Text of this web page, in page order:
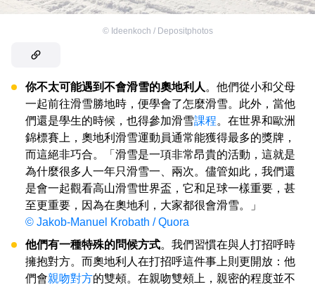
© Ideenkoch / Depositphotos
你不太可能遇到不會滑雪的奧地利人 。他們從小和父母
一起前往滑雪勝地時，便學會了怎麼滑雪。此外，當他
們還是學生的時候，也得參加滑雪課程。在世界和歐洲
錦標賽上，奧地利滑雪運動員通常能獲得最多的獎牌，
而這絕非巧合。「滑雪是一項非常昂貴的活動，這就是
為什麼很多人一年只滑雪一、兩次。儘管如此，我們還
是會一起觀看高山滑雪世界盃，它和足球一樣重要，甚
至更重要，因為在奧地利，大家都很會滑雪。」
© Jakob-Manuel Krobath / Quora
他們有一種特殊的問候方式。我們習慣在與人打招呼時
擁抱對方。而奧地利人在打招呼這件事上則更開放：他
們會親吻對方的雙頰。在親吻雙頰上，親密的程度並不